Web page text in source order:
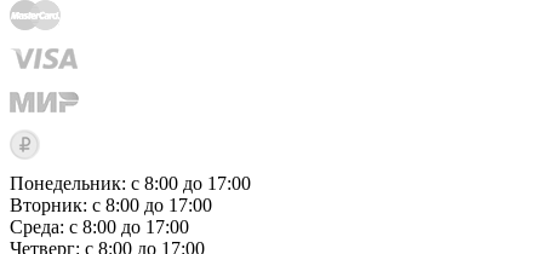
Понедельник: с 8:00 до 17:00
Вторник: с 8:00 до 17:00
Среда: с 8:00 до 17:00
Четверг: с 8:00 до 17:00